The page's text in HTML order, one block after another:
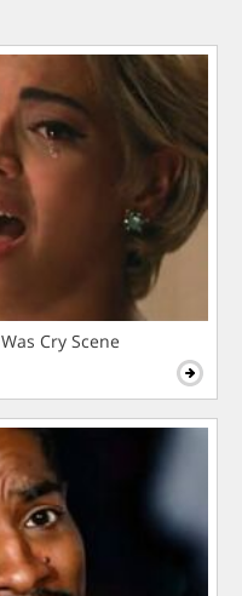
Cry Scene